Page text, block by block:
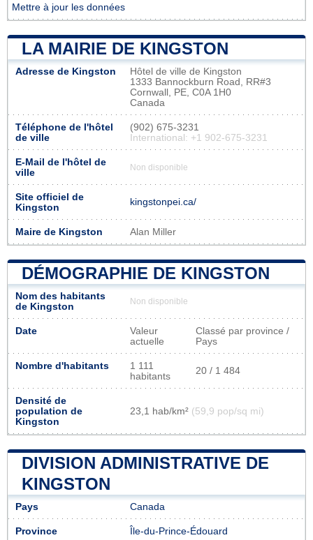
Mettre à jour les données
LA MAIRIE DE KINGSTON
Adresse de Kingston
Hôtel de ville de Kingston
1333 Bannockburn Road, RR#3
Cornwall, PE, C0A 1H0
Canada
Téléphone de l'hôtel
de ville
(902) 675-3231
International: +1 902-675-3231
E-Mail de l'hôtel de
ville
Non disponible
Site officiel de
Kingston
kingstonpei.ca/
Maire de Kingston Alan Miller
DÉMOGRAPHIE DE KINGSTON
Nom des habitants
de Kingston
Non disponible
Date
Valeur
actuelle
Classé par province /
Pays
Nombre d'habitants
1 111
habitants
20 / 1 484
Densité de
population de
Kingston
23,1 hab/km² (59,9 pop/sq mi)
DIVISION ADMINISTRATIVE DE
KINGSTON
Pays Canada
Province Île-du-Prince-Édouard